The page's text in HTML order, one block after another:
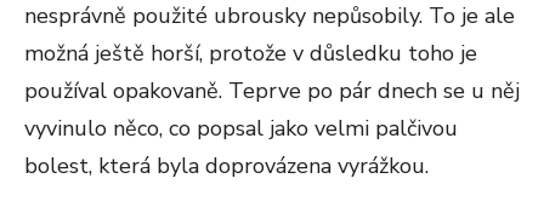
nesprávně použité ubrousky nepůsobily. To je ale
možná ještě horší, protože v důsledku toho je
používal opakovaně. Teprve po pár dnech se u něj
vyvinulo něco, co popsal jako velmi palčivou
bolest, která byla doprovázena vyrážkou.